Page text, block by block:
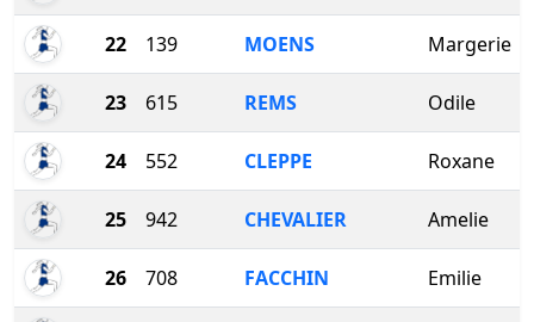
22 139 MOENS Margerie
23 615 REMS Odile
24 552 CLEPPE Roxane
25 942 CHEVALIER Amelie
26 708 FACCHIN Emilie